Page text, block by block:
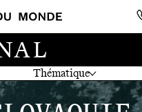
Thématique